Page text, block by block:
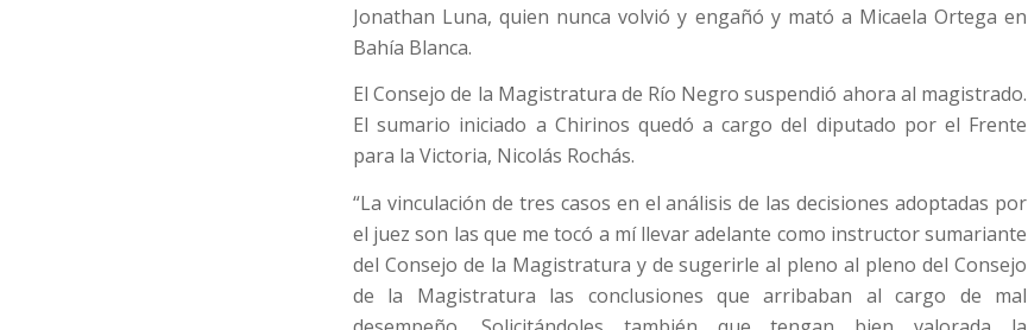
Jonathan Luna, quien nunca volvió y engañó y mató a Micaela Ortega en
Bahía Blanca.
El Consejo de la Magistratura de Río Negro suspendió ahora al magistrado.
El sumario iniciado a Chirinos quedó a cargo del diputado por el Frente
para la Victoria, Nicolás Rochás.
“La vinculación de tres casos en el análisis de las decisiones adoptadas por
el juez son las que me tocó a mí llevar adelante como instructor sumariante
del Consejo de la Magistratura y de sugerirle al pleno al pleno del Consejo
de la Magistratura las conclusiones que arribaban al cargo de mal